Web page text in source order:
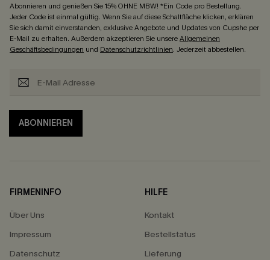
Abonnieren und genießen Sie 15% OHNE MBW! *Ein Code pro Bestellung.
Jeder Code ist einmal gültig. Wenn Sie auf diese Schaltfläche klicken, erklären
Sie sich damit einverstanden, exklusive Angebote und Updates von Cupshe per
E-Mail zu erhalten. Außerdem akzeptieren Sie unsereAllgemeinen
Geschäftsbedingungen und Datenschutzrichtlinien. Jederzeit abbestellen.
ABONNIEREN
FIRMENINFO
Über Uns
Impressum
Datenschutz
HILFE
Kontakt
Bestellstatus
Lieferung